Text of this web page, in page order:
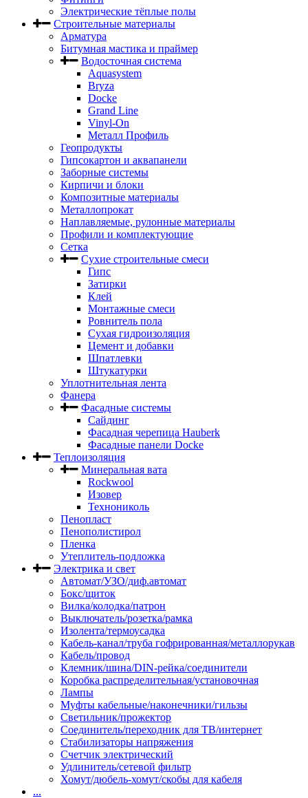
Электрические тёплые полы
Строительные материалы
Арматура
Битумная мастика и праймер
Водосточная система
Aquasystem
Bryza
Docke
Grand Line
Vinyl-On
Металл Профиль
Геопродукты
Гипсокартон и аквапанели
Заборные системы
Кирпичи и блоки
Композитные материалы
Металлопрокат
Наплавляемые, рулонные материалы
Профили и комплектующие
Сетка
Сухие строительные смеси
Гипс
Затирки
Клей
Монтажные смеси
Ровнитель пола
Сухая гидроизоляция
Цемент и добавки
Шпатлевки
Штукатурки
Уплотнительная лента
Фанера
Фасадные системы
Сайдинг
Фасадная черепица Hauberk
Фасадные панели Docke
Теплоизоляция
Минеральная вата
Rockwool
Изовер
Технониколь
Пенопласт
Пенополистирол
Пленка
Утеплитель-подложка
Электрика и свет
Автомат/УЗО/диф.автомат
Бокс/щиток
Вилка/колодка/патрон
Выключатель/розетка/рамка
Изолента/термоусадка
Кабель-канал/труба гофрированная/металлорукав
Кабель/провод
Клемник/шина/DIN-рейка/соединители
Коробка распределительная/установочная
Лампы
Муфты кабельные/наконечники/гильзы
Светильник/прожектор
Соединитель/переходник для ТВ/интернет
Стабилизаторы напряжения
Счетчик электрический
Удлинитель/сетевой фильтр
Хомут/дюбель-хомут/скобы для кабеля
...